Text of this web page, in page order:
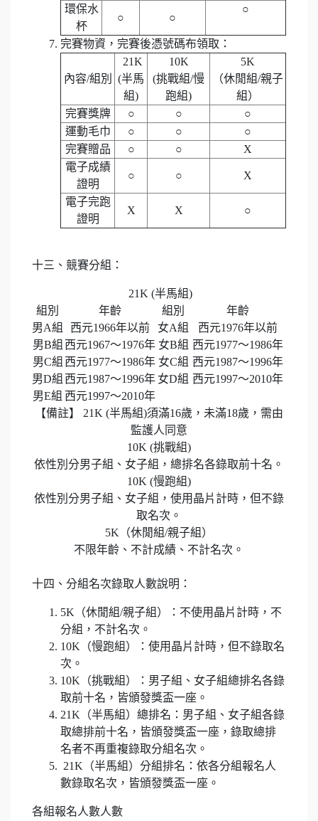
環保水
杯
○ ○
○
完賽物資，完賽後憑號碼布領取：
內容/組別
21K
(半馬
組)
10K
(挑戰組/慢
跑組)
5K
（休閒組/親子
組）
完賽獎牌
○ ○
○
運動毛巾
○ ○
○
完賽贈品
○ ○
X
電子成績
證明
○ ○ X
電子完跑
證明
X X ○
十三、競賽分組：
21K (半馬組)
組別
年齡 組別
年齡
男A組
西元1966年以前 女A組
西元1976年以前
男B組 西元1967～1976年 女B組 西元1977～1986年
男C組 西元1977～1986年 女C組 西元1987～1996年
男D組 西元1987～1996年 女D組 西元1997～2010年
男E組 西元1997～2010年
【備註】 21K (半馬組)須滿16歲，未滿18歲，需由
監護人同意
10K (挑戰組)
依性別分男子組、女子組，總排名各錄取前十名。
10K (慢跑組)
依性別分男子組、女子組，使用晶片計時，但不錄
取名次。
5K（休閒組/親子組）
不限年齡、不計成績、不計名次。
十四、分組名次錄取人數說明：
5K（休閒組/親子組）：不使用晶片計時，不
分組，不計名次。
10K（慢跑組）：使用晶片計時，但不錄取名
次。
10K（挑戰組）：男子組、女子組總排名各錄
取前十名，皆頒發獎盃一座。
21K（半馬組）總排名：男子組、女子組各錄
取總排前十名，皆頒發獎盃一座，錄取總排
名者不再重複錄取分組名次。
21K（半馬組）分組排名：依各分組報名人
數錄取名次，皆頒發獎盃一座。
各組報名人數人數